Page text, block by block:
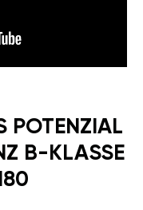
POTENZIAL
B-KLASSE